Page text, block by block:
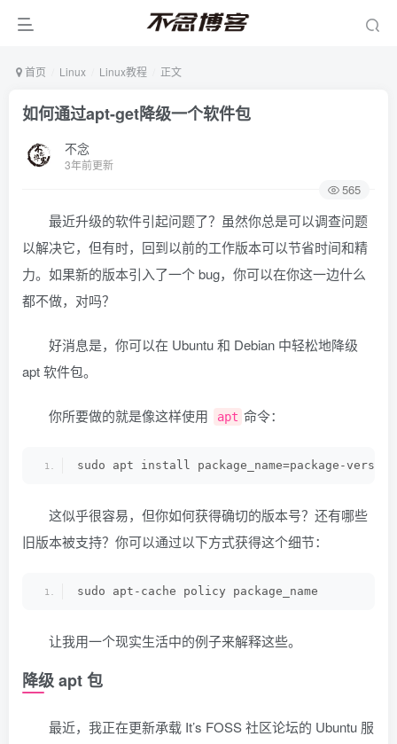
首页 Linux Linux教程 正文
如何通过apt-get降级一个软件包
不念
3年前更新
565
最近升级的软件引起问题了？虽然你总是可以调查问题
以解决它，但有时，回到以前的工作版本可以节省时间和精
力。如果新的版本引入了一个 bug，你可以在你这一边什么
都不做，对吗？
好消息是，你可以在 Ubuntu 和 Debian 中轻松地降级
apt 软件包。
你所要做的就是像这样使用 apt 命令：
sudo apt install package_name=package-
这似乎很容易，但你如何获得确切的版本号？还有哪些
旧版本被支持？你可以通过以下方式获得这个细节：
sudo apt-cache policy package_name
让我用一个现实生活中的例子来解释这些。
降级 apt 包
最近，我正在更新承载 It’s FOSS 社区论坛的 Ubuntu 服